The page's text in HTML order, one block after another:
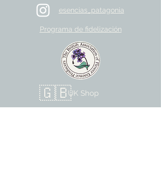
esencias_patagonia
Programa de fidelización
🇬🇧UK Shop